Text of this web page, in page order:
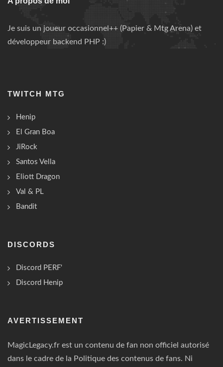
Je suis un joueur occasionnel++ (Papier & Mtg Arena) et
développeur backend PHP :)
TWITCH MTG
Henip
El Gran Boa
JiRock
Santos Vella
Eliott Dragon
Val & PL
Bandit
DISCORDS
Discord PERF'
Discord Henip
AVERTISSEMENT
MagicLegacy.fr est un contenu de fan non officiel autorisé
dans le cadre de la Politique des contenus de fans. Ni